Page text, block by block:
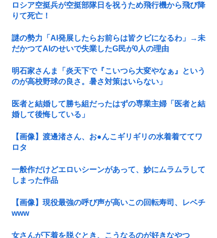
ロシア空挺兵が空挺部隊日を祝うため飛行機から飛び降
りて死亡！
謎の勢力「AI発展したらお前らは皆クビになるわ」→未
だかつてAIのせいで失業したG民が0人の理由
明石家さんま「炎天下で『こいつら大変やなぁ』という
のが高校野球の良さ。暑さ対策はいらない」
医者と結婚して勝ち組だったはずの専業主婦「医者と結
婚して後悔している」
【画像】渡邊渚さん、お●んこギリギリの水着着ててワ
ロタ
一般作だけどエロいシーンがあって、妙にムラムラして
しまった作品
【画像】現役最強の呼び声が高いこの回転寿司、レベチ
www
女さんが下着を脱ぐとき、こうなるのが好きなやつ